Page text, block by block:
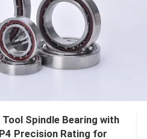
Spindle Bearing with
Precision Rating for